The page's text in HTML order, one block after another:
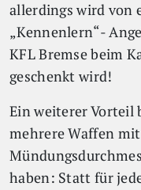
allerdings wird von
„Kennenlern“-
KFL Bremse beim
geschenkt wird!
Ein weiterer Vorteil
mehrere Waffen
haben: Statt für